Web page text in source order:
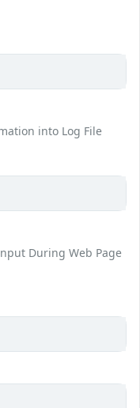
into Log File
During Web Page